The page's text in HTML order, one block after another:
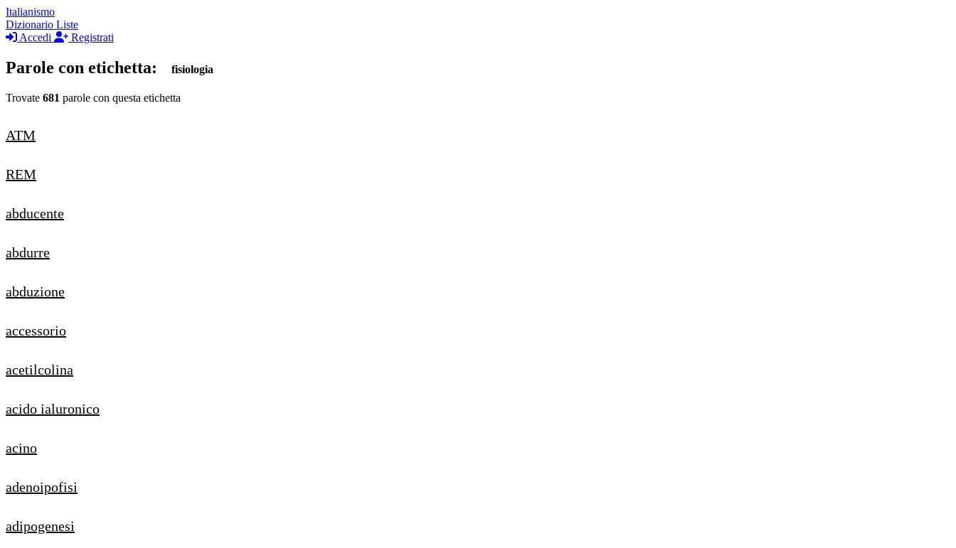
Italianismo
Dizionario Liste
Accedi
Registrati
Parole con etichetta: fisiologia
Trovate 681 parole con questa etichetta
ATM
REM
abducente
abdurre
abduzione
accessorio
acetilcolina
acido ialuronico
acino
adenoipofisi
adipogenesi